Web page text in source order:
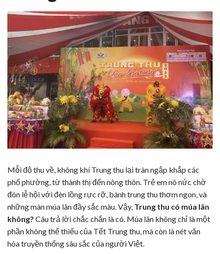
Mỗi độ thu về, không khí Trung thu lại tràn ngập khắp các
phố phường, từ thành thị đến nông thôn. Trẻ em nô nức chờ
đón lễ hội với đèn lồng rực rỡ, bánh trung thu thơm ngon, và
những màn múa lân đầy sắc màu. Vậy, Trung thu có múa lân
không? Câu trả lời chắc chắn là có. Múa lân không chỉ là một
phần không thể thiếu của Tết Trung thu, mà còn là nét văn
hóa truyền thống sâu sắc của người Việt.